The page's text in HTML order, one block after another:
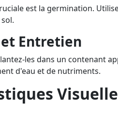
est la germination.
Entretien
les dans un contenant
d'eau et de nutriments.